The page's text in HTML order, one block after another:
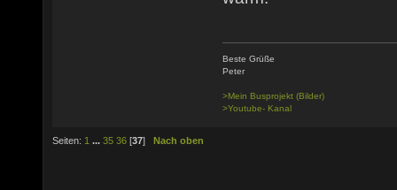
Beste Grüße
Peter
>Mein Busprojekt (Bilder)
>Youtube- Kanal
Seiten: 1 ... 35 36 [37] Nach oben